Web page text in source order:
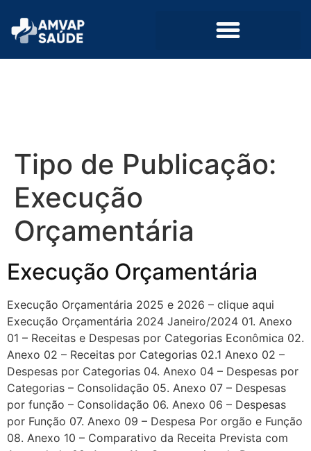
Tipo de Publicação:
Execução
Orçamentária
Execução Orçamentária
Execução Orçamentária 2025 e 2026 – clique aqui
Execução Orçamentária 2024 Janeiro/2024 01. Anexo
01 – Receitas e Despesas por Categorias Econômica 02.
Anexo 02 – Receitas por Categorias 02.1 Anexo 02 –
Despesas por Categorias 04. Anexo 04 – Despesas por
Categorias – Consolidação 05. Anexo 07 – Despesas
por função – Consolidação 06. Anexo 06 – Despesas
por Função 07. Anexo 09 – Despesa Por orgão e Função
08. Anexo 10 – Comparativo da Receita Prevista com